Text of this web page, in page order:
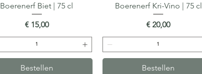
Snel overzicht
Boerenerf Biet | 75 cl
Prijs
€ 15,00
Bestellen
Snel overzicht
Boerenerf Kri-Vino | 75 cl
Prijs
€ 20,00
Bestellen